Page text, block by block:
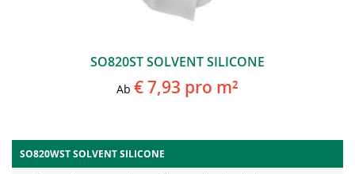
SO820ST SOLVENT SILICONE
Ab € 7,93 pro m²
SO820WST SOLVENT SILICONE